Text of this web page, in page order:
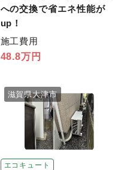
への交換で省エネ性能が
up！
施工費用
48.8万円
エコキュート
滋賀県大津市